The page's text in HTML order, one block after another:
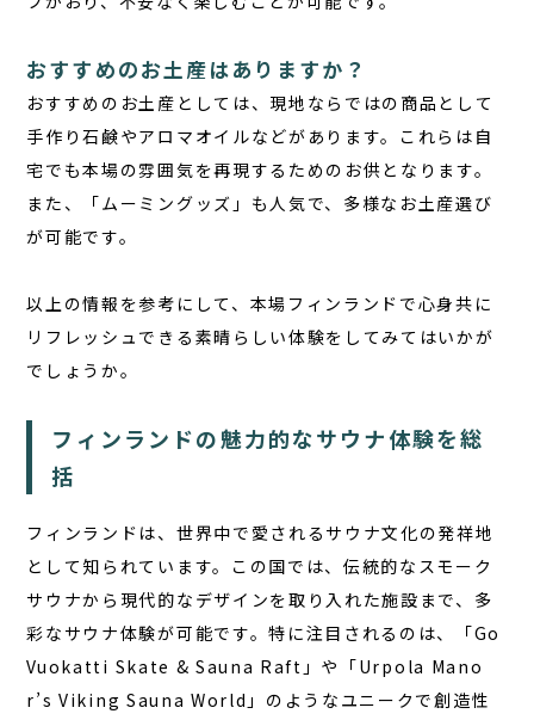
おすすめのお土産はありますか？
おすすめのお土産としては、現地ならではの商品として
手作り石鹸やアロマオイルなどがあります。これらは自
宅でも本場の雰囲気を再現するためのお供となります。
また、「ムーミングッズ」も人気で、多様なお土産選び
が可能です。
以上の情報を参考にして、本場フィンランドで心身共に
リフレッシュできる素晴らしい体験をしてみてはいかが
でしょうか。
フィンランドの魅力的なサウナ体験を総
括
フィンランドは、世界中で愛されるサウナ文化の発祥地
として知られています。この国では、伝統的なスモーク
サウナから現代的なデザインを取り入れた施設まで、多
彩なサウナ体験が可能です。特に注目されるのは、「Go
Vuokatti Skate & Sauna Raft」や「Urpola Mano
r’s Viking Sauna World」のようなユニークで創造性